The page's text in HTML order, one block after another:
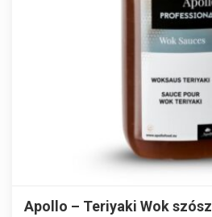
Apollo – Teriyaki Wok szósz